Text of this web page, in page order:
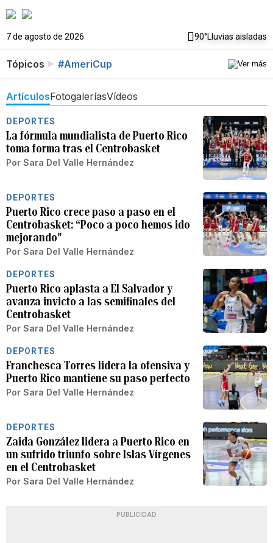
7 de agosto de 2026 90°Lluvias aisladas
Tópicos #AmeriCup
ArtículosFotogaleríasVídeos
DEPORTES
La fórmula mundialista de Puerto Rico
toma forma tras el Centrobasket
Por Sara Del Valle Hernández
DEPORTES
Puerto Rico crece paso a paso en el
Centrobasket: “Poco a poco hemos ido
mejorando”
Por Sara Del Valle Hernández
DEPORTES
Puerto Rico aplasta a El Salvador y
avanza invicto a las semifinales del
Centrobasket
Por Sara Del Valle Hernández
DEPORTES
Franchesca Torres lidera la ofensiva y
Puerto Rico mantiene su paso perfecto
Por Sara Del Valle Hernández
DEPORTES
Zaida González lidera a Puerto Rico en
un sufrido triunfo sobre Islas Vírgenes
en el Centrobasket
Por Sara Del Valle Hernández
PUBLICIDAD